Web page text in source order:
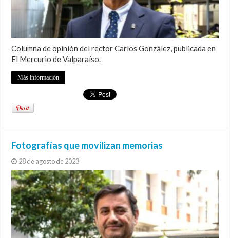
Columna de opinión del rector Carlos González, publicada en
El Mercurio de Valparaíso.
Más información
Fotografías que movilizan memorias
28 de agosto de 2023